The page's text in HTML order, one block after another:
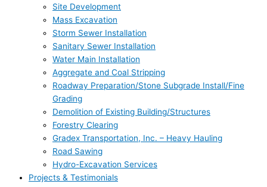
Site Development
Mass Excavation
Storm Sewer Installation
Sanitary Sewer Installation
Water Main Installation
Aggregate and Coal Stripping
Roadway Preparation/Stone Subgrade Install/Fine
Grading
Demolition of Existing Building/Structures
Forestry Clearing
Gradex Transportation, Inc. – Heavy Hauling
Road Sawing
Hydro-Excavation Services
Projects & Testimonials